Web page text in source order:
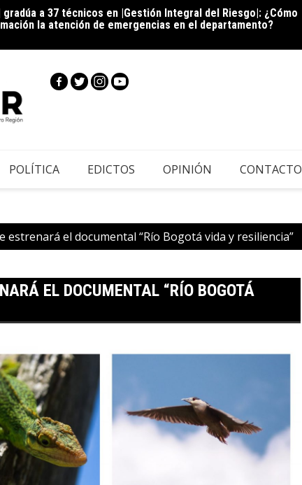
gradúa a 37 técnicos en |Gestión Integral del Riesgo|: ¿Cómo
la atención de emergencias en el departamento?
POLÍTICA EDICTOS OPINIÓN CONTACTO
estrenará el documental “Río Bogotá vida y resiliencia”
EL DOCUMENTAL “RÍO BOGOTÁ